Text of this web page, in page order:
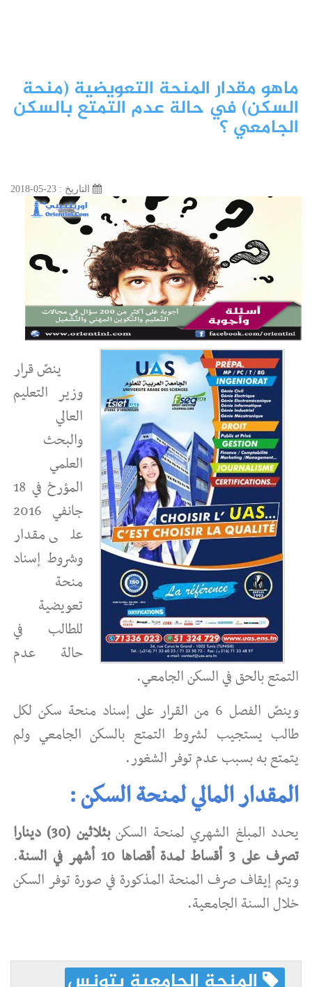
ماهو مقدار المنحة التعويضية (منحة
السكن) في حالة عدم التمتع بالسكن
الجامعي ؟
التاريخ : 23-05-2018
ينصّ قرار
وزير التعليم
العالي
والبحث
العلمي
المؤرخ في 18
جانفي 2016
على مقدار
وشروط إسناد
منحة
تعويضية
للطالب في
حالة عدم
التمتع بالحق في السكن الجامعي.
وينصّ الفصل 6 من القرار على إسناد منحة سكن لكل
طالب يستجيب لشروط التمتع بالسكن الجامعي ولم
يتمتع به بسبب عدم توفر الشغور.
المقدار المالي لمنحة السكن :
يحدد المبلغ الشهري لمنحة السكن
بثلاثين (30) دينارا
تصرف على 3 أقساط لمدة أقصاها 10 أشهر في السنة
.
ويتم إيقاف صرف المنحة المذكورة في صورة توفر السكن
خلال السنة الجامعية.